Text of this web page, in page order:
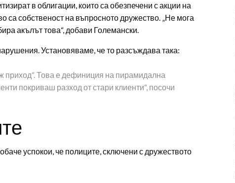
в облигации, които са обезпечени с акции на
са собственост на въпросното дружество. „Не мога
акълът това“, добави Големански.
Установяваме, че то разсъждава така:
Това е дефиниция на пирамидална
покриваш разход от стари клиенти“, посочи
успокои, че полиците, сключени с дружеството